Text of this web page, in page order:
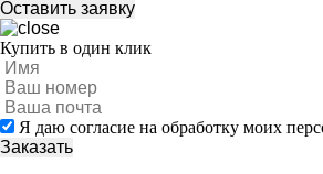
Купить в один клик
Я даю согласие на обработку моих